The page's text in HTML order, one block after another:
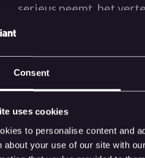
Consent
uses cookies
to personalise content and
about your use of our site with
serieus neemt. het
transparant zijn, dat je
helder is. het betekent
klanten kunnen
waar talent schaars is
tussen een